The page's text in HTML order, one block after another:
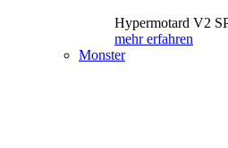
Hypermotard V2
mehr erfahren
Monster